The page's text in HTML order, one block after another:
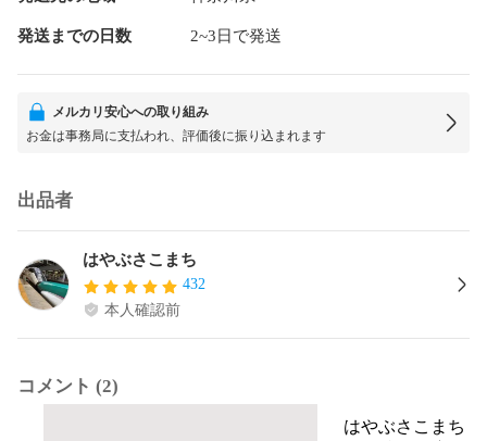
発送までの日数 2~3日で発送
メルカリ安心への取り組み
お金は事務局に支払われ、評価後に振り込まれます
出品者
はやぶさこまち
432
本人確認前
コメント (2)
はやぶさこまち